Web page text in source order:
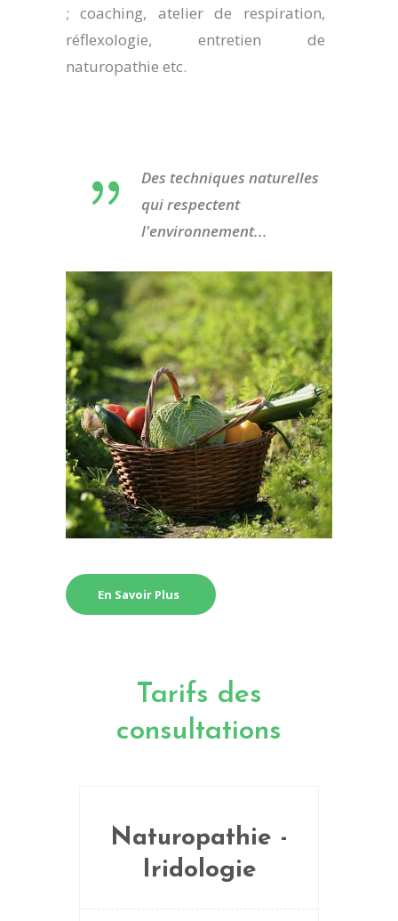
; coaching, atelier de respiration,
réflexologie, entretien de
naturopathie etc.
Des techniques naturelles
qui respectent
l'environnement...
En Savoir Plus
Tarifs des
consultations
Naturopathie -
Iridologie